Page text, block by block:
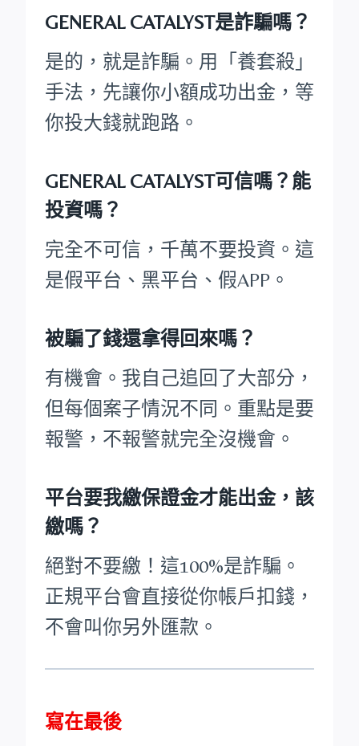
GENERAL CATALYST是詐騙嗎？
是的，就是詐騙。用「養套殺」
手法，先讓你小額成功出金，等
你投大錢就跑路。
GENERAL CATALYST可信嗎？能
投資嗎？
完全不可信，千萬不要投資。這
是假平台、黑平台、假APP。
被騙了錢還拿得回來嗎？
有機會。我自己追回了大部分，
但每個案子情況不同。重點是要
報警，不報警就完全沒機會。
平台要我繳保證金才能出金，該
繳嗎？
絕對不要繳！這100%是詐騙。
正規平台會直接從你帳戶扣錢，
不會叫你另外匯款。
寫在最後